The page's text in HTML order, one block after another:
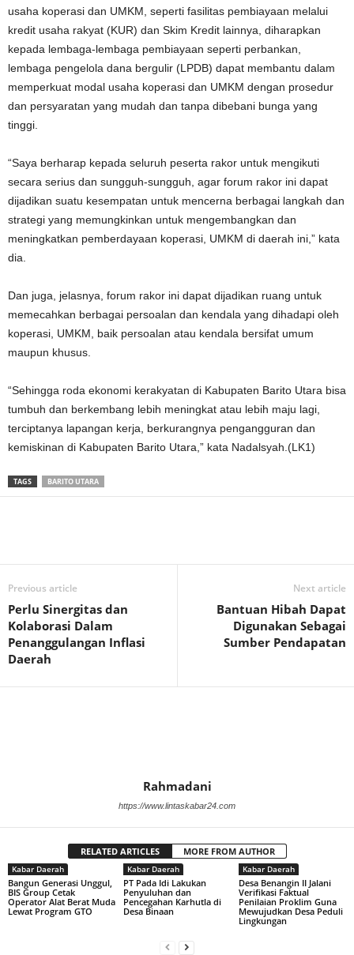
usaha koperasi dan UMKM, seperti fasilitas pembiayaan melalui
kredit usaha rakyat (KUR) dan Skim Kredit lainnya, diharapkan
kepada lembaga-lembaga pembiayaan seperti perbankan,
lembaga pengelola dana bergulir (LPDB) dapat membantu dalam
memperkuat modal usaha koperasi dan UMKM dengan prosedur
dan persyaratan yang mudah dan tanpa dibebani bunga yang
tinggi.
“Saya berharap kepada seluruh peserta rakor untuk mengikuti
secara serius dan sungguh-sungguh, agar forum rakor ini dapat
dijadikan suatu kesempatan untuk mencerna berbagai langkah dan
strategi yang memungkinkan untuk mengembangkan dan
meningkatkan pemberdayaan koperasi, UMKM di daerah ini,” kata
dia.
Dan juga, jelasnya, forum rakor ini dapat dijadikan ruang untuk
memecahkan berbagai persoalan dan kendala yang dihadapi oleh
koperasi, UMKM, baik persoalan atau kendala bersifat umum
maupun khusus.
“Sehingga roda ekonomi kerakyatan di Kabupaten Barito Utara bisa
tumbuh dan berkembang lebih meningkat atau lebih maju lagi,
terciptanya lapangan kerja, berkurangnya pengangguran dan
kemiskinan di Kabupaten Barito Utara,” kata Nadalsyah.(LK1)
TAGS BARITO UTARA
Previous article
Perlu Sinergitas dan
Kolaborasi Dalam
Penanggulangan Inflasi
Daerah
Next article
Bantuan Hibah Dapat
Digunakan Sebagai
Sumber Pendapatan
Rahmadani
https://www.lintaskabar24.com
RELATED ARTICLES MORE FROM AUTHOR
Kabar Daerah
Bangun Generasi Unggul,
BIS Group Cetak
Operator Alat Berat Muda
Lewat Program GTO
Kabar Daerah
PT Pada Idi Lakukan
Penyuluhan dan
Pencegahan Karhutla di
Desa Binaan
Kabar Daerah
Desa Benangin II Jalani
Verifikasi Faktual
Penilaian Proklim Guna
Mewujudkan Desa Peduli
Lingkungan